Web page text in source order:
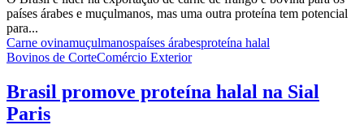
países árabes e muçulmanos, mas uma outra proteína tem potencial
para...
Carne ovinamuçulmanospaíses árabesproteína halal
Bovinos de CorteComércio Exterior
Brasil promove proteína halal na Sial
Paris